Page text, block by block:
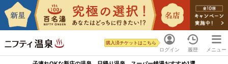
ログイン
購入済チケットはこちら
履歴 メニュー